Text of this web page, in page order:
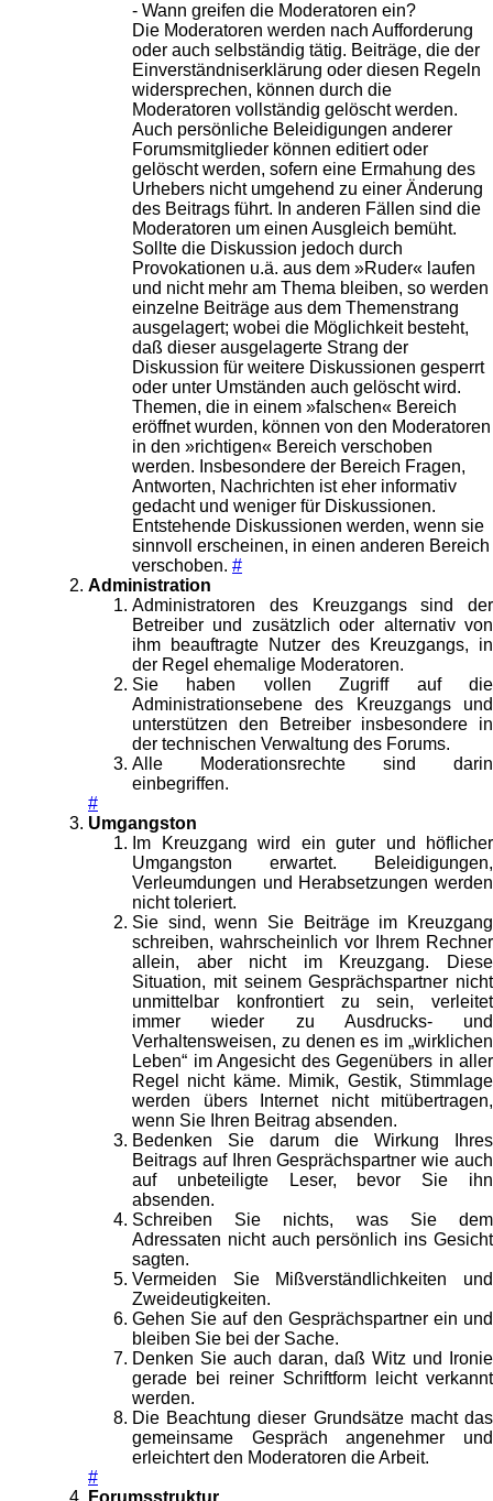
- Wann greifen die Moderatoren ein?
Die Moderatoren werden nach Aufforderung
oder auch selbständig tätig. Beiträge, die der
Einverständniserklärung oder diesen Regeln
widersprechen, können durch die
Moderatoren vollständig gelöscht werden.
Auch persönliche Beleidigungen anderer
Forumsmitglieder können editiert oder
gelöscht werden, sofern eine Ermahung des
Urhebers nicht umgehend zu einer Änderung
des Beitrags führt. In anderen Fällen sind die
Moderatoren um einen Ausgleich bemüht.
Sollte die Diskussion jedoch durch
Provokationen u.ä. aus dem »Ruder« laufen
und nicht mehr am Thema bleiben, so werden
einzelne Beiträge aus dem Themenstrang
ausgelagert; wobei die Möglichkeit besteht,
daß dieser ausgelagerte Strang der
Diskussion für weitere Diskussionen gesperrt
oder unter Umständen auch gelöscht wird.
Themen, die in einem »falschen« Bereich
eröffnet wurden, können von den Moderatoren
in den »richtigen« Bereich verschoben
werden. Insbesondere der Bereich Fragen,
Antworten, Nachrichten ist eher informativ
gedacht und weniger für Diskussionen.
Entstehende Diskussionen werden, wenn sie
sinnvoll erscheinen, in einen anderen Bereich
verschoben. #
Administration
Administratoren des Kreuzgangs sind der
Betreiber und zusätzlich oder alternativ von
ihm beauftragte Nutzer des Kreuzgangs, in
der Regel ehemalige Moderatoren.
Sie haben vollen Zugriff auf die
Administrationsebene des Kreuzgangs und
unterstützen den Betreiber insbesondere in
der technischen Verwaltung des Forums.
Alle Moderationsrechte sind darin
einbegriffen.
#
Umgangston
Im Kreuzgang wird ein guter und höflicher
Umgangston erwartet. Beleidigungen,
Verleumdungen und Herabsetzungen werden
nicht toleriert.
Sie sind, wenn Sie Beiträge im Kreuzgang
schreiben, wahrscheinlich vor Ihrem Rechner
allein, aber nicht im Kreuzgang. Diese
Situation, mit seinem Gesprächspartner nicht
unmittelbar konfrontiert zu sein, verleitet
immer wieder zu Ausdrucks- und
Verhaltensweisen, zu denen es im „wirklichen
Leben“ im Angesicht des Gegenübers in aller
Regel nicht käme. Mimik, Gestik, Stimmlage
werden übers Internet nicht mitübertragen,
wenn Sie Ihren Beitrag absenden.
Bedenken Sie darum die Wirkung Ihres
Beitrags auf Ihren Gesprächspartner wie auch
auf unbeteiligte Leser, bevor Sie ihn
absenden.
Schreiben Sie nichts, was Sie dem
Adressaten nicht auch persönlich ins Gesicht
sagten.
Vermeiden Sie Mißverständlichkeiten und
Zweideutigkeiten.
Gehen Sie auf den Gesprächspartner ein und
bleiben Sie bei der Sache.
Denken Sie auch daran, daß Witz und Ironie
gerade bei reiner Schriftform leicht verkannt
werden.
Die Beachtung dieser Grundsätze macht das
gemeinsame Gespräch angenehmer und
erleichtert den Moderatoren die Arbeit.
#